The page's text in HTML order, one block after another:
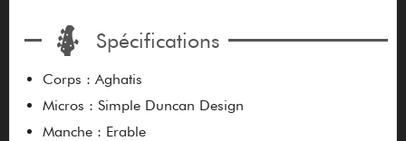
Spécifications
Corps : Aghatis
Micros : Simple Duncan Design
Manche : Erable